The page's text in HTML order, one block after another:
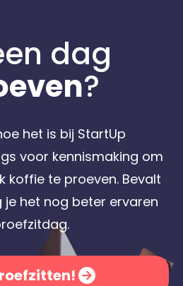
dag
?
het is bij StartUp
voor kennismaking om
koffie te proeven. Bevalt
het nog beter ervaren